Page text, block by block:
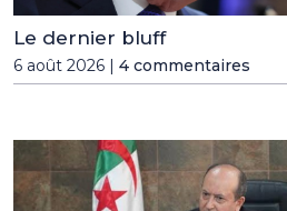
Le dernier bluff
6 août 2026 | 4 commentaires